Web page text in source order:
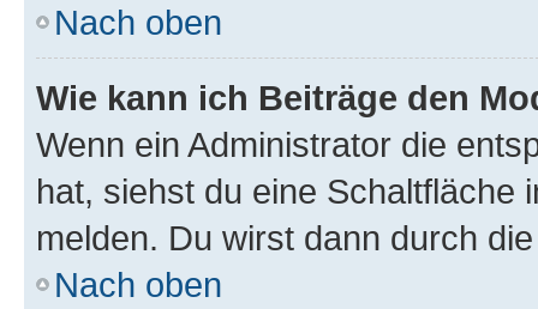
Nach oben
Wie kann ich Beiträge den
Wenn ein Administrator die
hat, siehst du eine Schaltfläche
melden. Du wirst dann durch
Nach oben